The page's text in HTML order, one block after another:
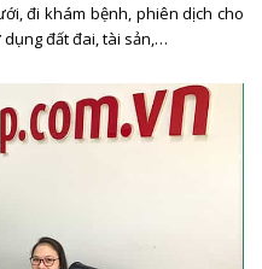
đi khám bệnh, phiên dịch cho
đất đai, tài sản,…